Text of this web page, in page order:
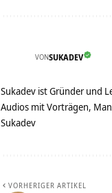
VONSUKADEV
Sukadev ist Gründer und
Audios mit Vorträgen,
Sukadev
VORHERIGER ARTIKEL